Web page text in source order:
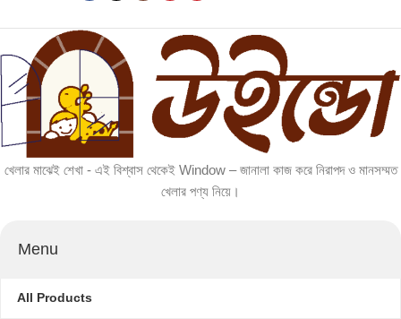
খেলার মাঝেই শেখা - এই বিশ্বাস থেকেই Window – জানালা কাজ করে নিরাপদ ও মানসম্মত
খেলার পণ্য নিয়ে।
Menu
All Products